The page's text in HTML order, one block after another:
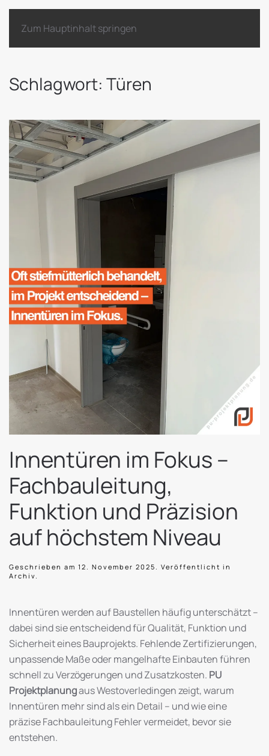
Zum Hauptinhalt springen
Schlagwort: Türen
Innentüren im Fokus –
Fachbauleitung,
Funktion und Präzision
auf höchstem Niveau
Geschrieben am 12. November 2025
. Veröffentlicht in
Archiv
Innentüren werden auf Baustellen häufig unterschätzt –
dabei sind sie entscheidend für Qualität, Funktion und
Sicherheit eines Bauprojekts. Fehlende Zertifizierungen,
unpassende Maße oder mangelhafte Einbauten führen
schnell zu Verzögerungen und Zusatzkosten. PU
Projektplanungaus Westoverledingen zeigt, warum
Innentüren mehr sind als ein Detail – und wie eine
präzise Fachbauleitung Fehler vermeidet, bevor sie
entstehen.